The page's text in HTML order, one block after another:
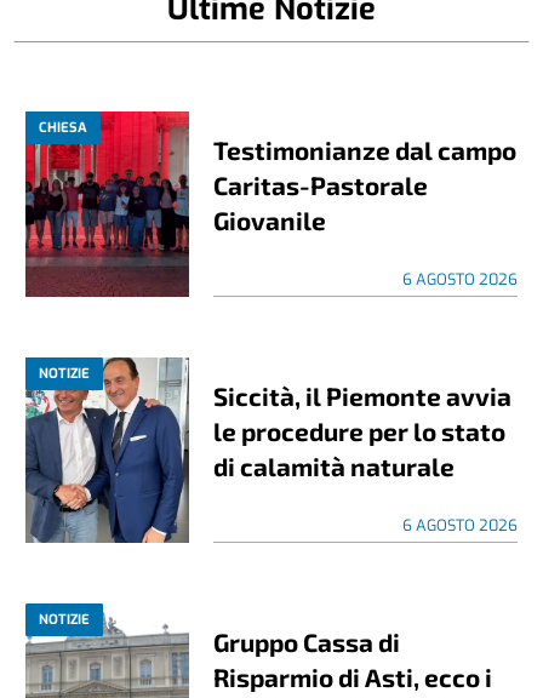
Ultime Notizie
CHIESA
Testimonianze dal campo
Caritas-Pastorale
Giovanile
6 AGOSTO 2026
NOTIZIE
Siccità, il Piemonte avvia
le procedure per lo stato
di calamità naturale
6 AGOSTO 2026
NOTIZIE
Gruppo Cassa di
Risparmio di Asti, ecco i